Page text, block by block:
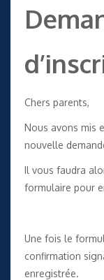
Chers parents,
Nous avons mis
nouvelle
Il vous faudra
formulaire pour
Une fois le
confirmation
enregistrée.